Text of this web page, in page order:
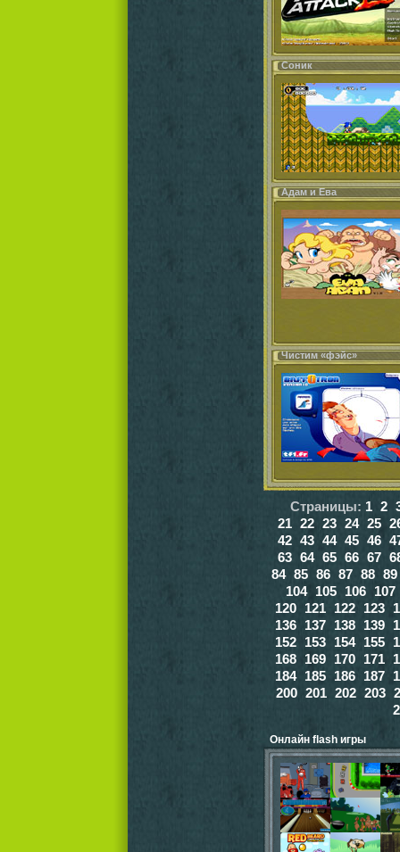
Соник
Адам и Ева
Чистим «фэйс»
Страницы: 1 2
21 22 23 24 25
42 43 44 45 46
63 64 65 66 67
84 85 86 87 88 89
104 105 106 107
120 121 122 123
136 137 138 139
152 153 154 155
168 169 170 171
184 185 186 187
200 201 202 203
Онлайн flash игры